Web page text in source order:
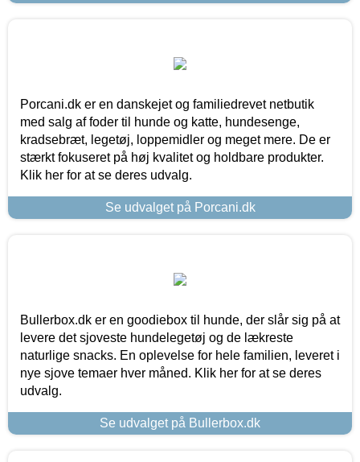
Porcani.dk er en danskejet og familiedrevet netbutik
med salg af foder til hunde og katte, hundesenge,
kradsebræt, legetøj, loppemidler og meget mere. De er
stærkt fokuseret på høj kvalitet og holdbare produkter.
Klik her for at se deres udvalg.
Se udvalget på Porcani.dk
Bullerbox.dk er en goodiebox til hunde, der slår sig på at
levere det sjoveste hundelegetøj og de lækreste
naturlige snacks. En oplevelse for hele familien, leveret i
nye sjove temaer hver måned. Klik her for at se deres
udvalg.
Se udvalget på Bullerbox.dk